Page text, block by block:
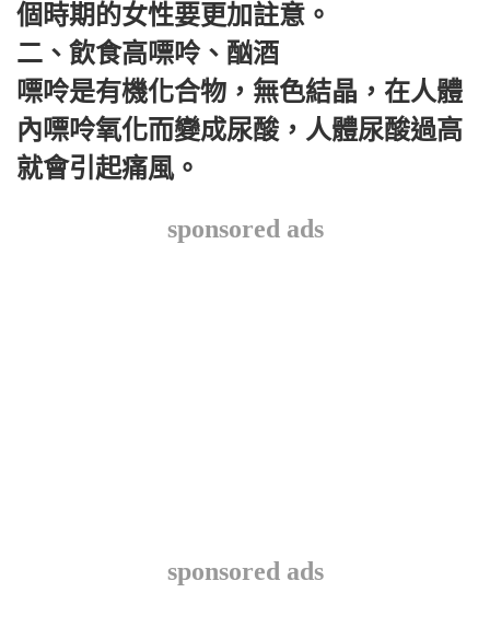
個時期的女性要更加註意。
二、飲食高嘌呤、酗酒
嘌呤是有機化合物，無色結晶，在人體
內嘌呤氧化而變成尿酸，人體尿酸過高
就會引起痛風。
sponsored ads
sponsored ads